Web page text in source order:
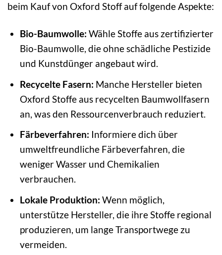
beim Kauf von Oxford Stoff auf folgende Aspekte:
Bio-Baumwolle: Wähle Stoffe aus zertifizierter
Bio-Baumwolle, die ohne schädliche Pestizide
und Kunstdünger angebaut wird.
Recycelte Fasern: Manche Hersteller bieten
Oxford Stoffe aus recycelten Baumwollfasern
an, was den Ressourcenverbrauch reduziert.
Färbeverfahren: Informiere dich über
umweltfreundliche Färbeverfahren, die
weniger Wasser und Chemikalien
verbrauchen.
Lokale Produktion: Wenn möglich,
unterstütze Hersteller, die ihre Stoffe regional
produzieren, um lange Transportwege zu
vermeiden.